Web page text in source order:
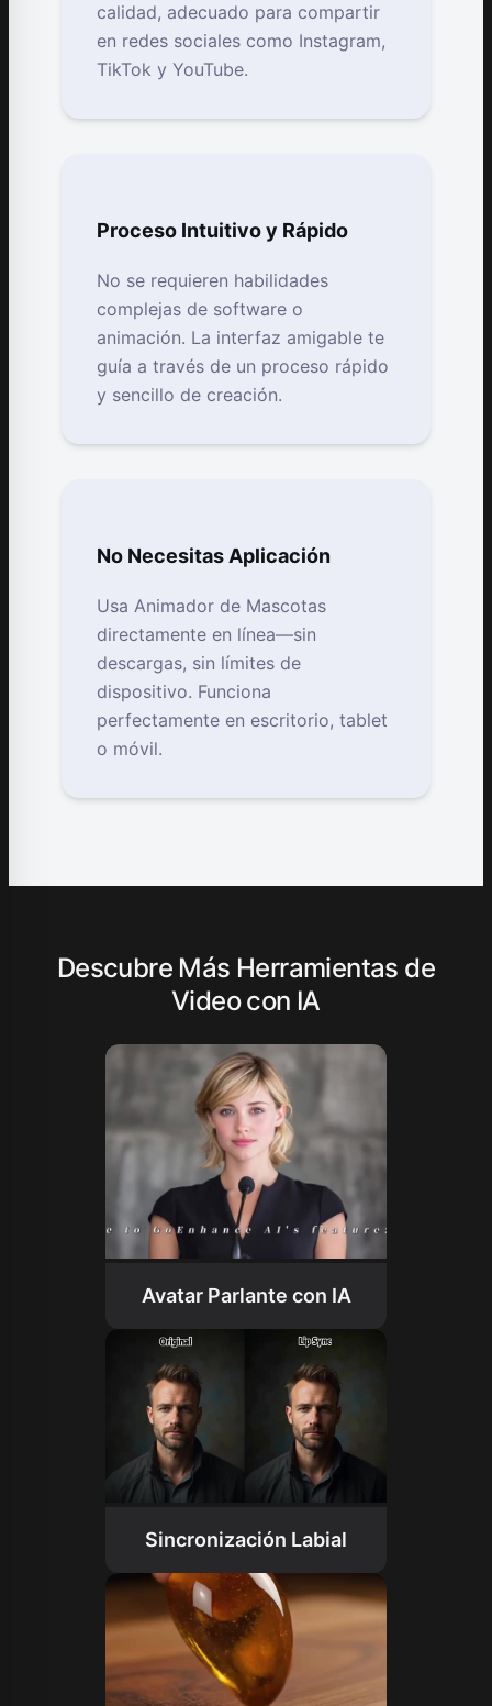
calidad, adecuado para compartir
en redes sociales como Instagram,
TikTok y YouTube.
Proceso Intuitivo y Rápido
No se requieren habilidades
complejas de software o
animación. La interfaz amigable te
guía a través de un proceso rápido
y sencillo de creación.
No Necesitas Aplicación
Usa Animador de Mascotas
directamente en línea—sin
descargas, sin límites de
dispositivo. Funciona
perfectamente en escritorio, tablet
o móvil.
Descubre Más Herramientas de
Video con IA
Avatar Parlante con IA
Sincronización Labial